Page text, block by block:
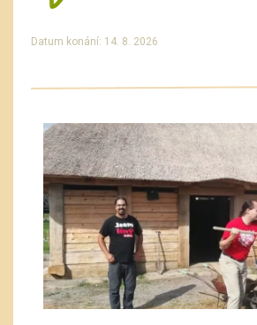
Datum konání: 14. 8. 2026